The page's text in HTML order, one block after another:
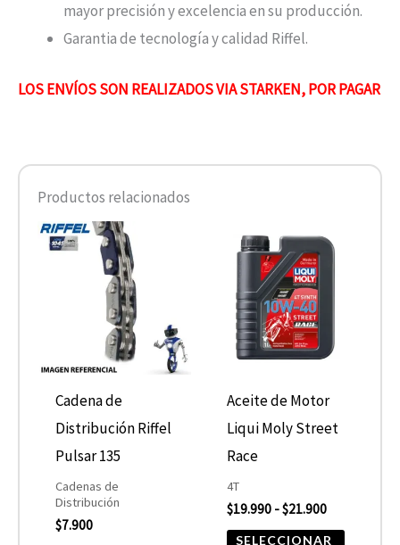
mayor precisión y excelencia en su producción.
Garantia de tecnología y calidad Riffel.
LOS ENVÍOS SON REALIZADOS VIA STARKEN, POR PAGAR
Productos relacionados
Cadena de
Distribución Riffel
Pulsar 135
Cadenas de
Distribución
$7.900
Aceite de Motor
Liqui Moly Street
Race
4T
$19.990 -$21.900
de
SELECCIONAR
la